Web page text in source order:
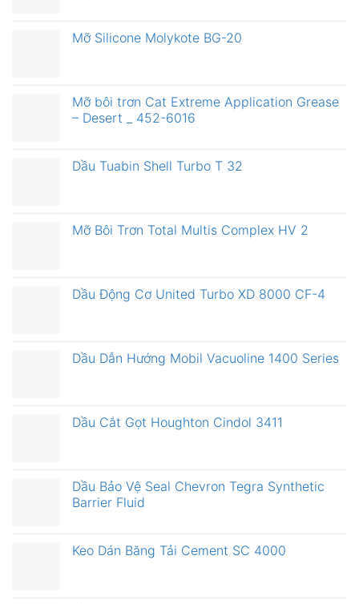
Mỡ Silicone Molykote BG-20
Mỡ bôi trơn Cat Extreme Application Grease
– Desert _ 452-6016
Dầu Tuabin Shell Turbo T 32
Mỡ Bôi Trơn Total Multis Complex HV 2
Dầu Động Cơ United Turbo XD 8000 CF-4
Dầu Dẫn Hướng Mobil Vacuoline 1400 Series
Dầu Cắt Gọt Houghton Cindol 3411
Dầu Bảo Vệ Seal Chevron Tegra Synthetic
Barrier Fluid
Keo Dán Băng Tải Cement SC 4000